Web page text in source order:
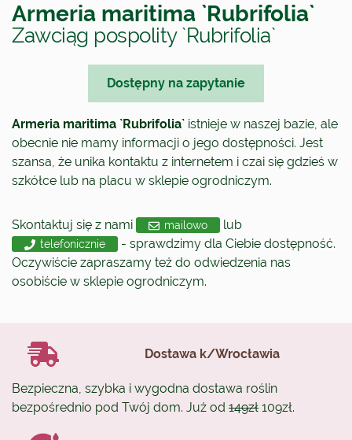
Armeria maritima `Rubrifolia`
Zawciąg pospolity `Rubrifolia`
Dostępny na zapytanie
Armeria maritima `Rubrifolia` istnieje w naszej bazie, ale
obecnie nie mamy informacji o jego dostępności. Jest
szansa, że unika kontaktu z internetem i czai się gdzieś w
szkółce lub na placu w sklepie ogrodniczym.
Skontaktuj się z nami mailowo lub
telefonicznie
- sprawdzimy dla Ciebie dostępność.
Oczywiście zapraszamy też do odwiedzenia nas
osobiście w sklepie ogrodniczym.
Dostawa k/Wrocławia
Bezpieczna, szybka i wygodna dostawa roślin
bezpośrednio pod Twój dom. Już od 149zł 109zł.